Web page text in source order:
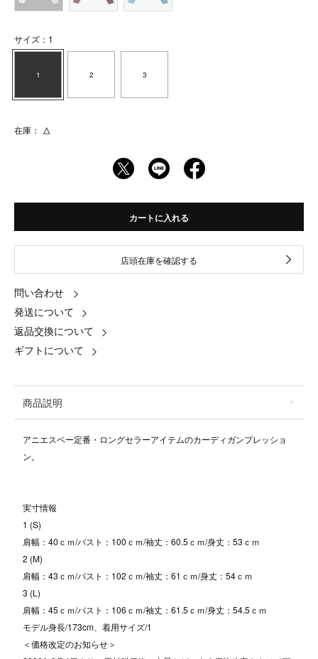
サイズ：1
1 2 3
在庫： △
カートに入れる
店頭在庫を確認する
問い合わせ
発送について
返品交換について
ギフトについて
商品説明
アニエスベー定番・ロングセラーアイテムのカーディガンプレッショ
ン。
実寸情報
1 (S)
肩幅：40ｃｍ/バスト：100ｃｍ/袖丈：60.5ｃｍ/身丈：53ｃｍ
2 (M)
肩幅：43ｃｍ/バスト：102ｃｍ/袖丈：61ｃｍ/身丈：54ｃｍ
3 (L)
肩幅：45ｃｍ/バスト：106ｃｍ/袖丈：61.5ｃｍ/身丈：54.5ｃｍ
モデル身長/173cm、着用サイズ/1
＜価格改定のお知らせ＞